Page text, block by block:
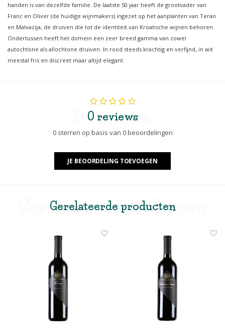
handen is van dezelfde familie. De laatste 50 jaar heeft de grootvader van
Franc en Oliver (de huidige wijnmakers) ingezet op het aanplanten van Teran
en Malvazija, de druiven die tot de identiteit van Kroatische wijnen behoren.
Ondertussen heeft het domein een zeer breed gamma van zowel
autochtone als allochtone druiven. In rood steeds krachtig en verfijnd, in wit
meestal fris en discreet maar altijd elegant.
0 reviews
0 reviews
0 sterren op basis van 0 beoordelingen
JE BEOORDELING TOEVOEGEN
Gerelateerde producten
Gerelateerde producten